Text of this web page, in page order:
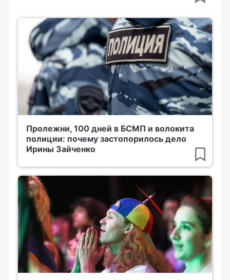
Пролежни, 100 дней в БСМП и волокита
полиции: почему застопорилось дело
Ирины Зайченко